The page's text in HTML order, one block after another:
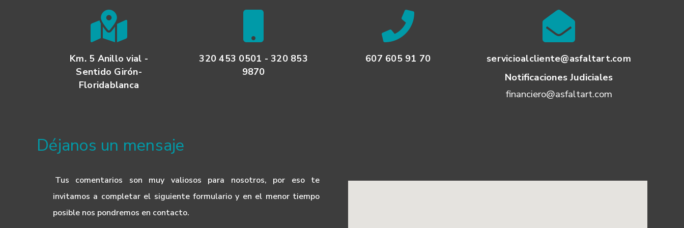
Km. 5 Anillo vial -
Sentido Girón-
Floridablanca
320 453 0501 - 320 853
9870
607 605 91 70 servicioalcliente@asfaltart.com
Notificaciones Judiciales
financiero@asfaltart.com
Déjanos un mensaje
Tus comentarios son muy valiosos para nosotros, por eso te
invitamos a completar el siguiente formulario y en el menor tiempo
posible nos pondremos en contacto.